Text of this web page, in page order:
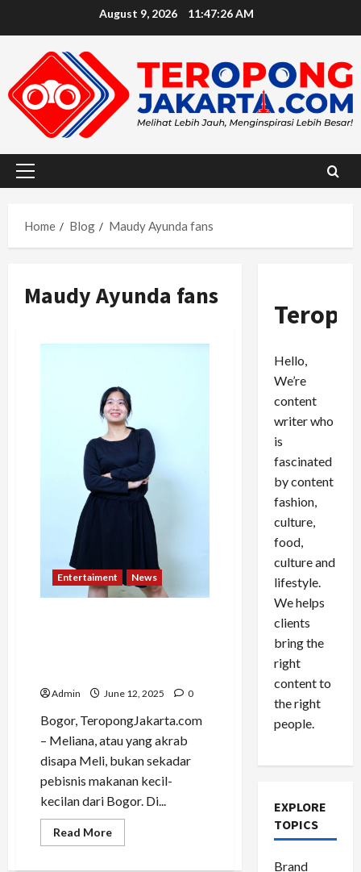
August 9, 2026 11:47:27 AM
Primary
Home
Blog Maudy Ayunda fans
Maudy Ayunda fans
Entertaiment News
Admin June 12, 2025 0
Bogor, TeropongJakarta.com
– Meliana, atau yang akrab
disapa Meli, bukan sekadar
pebisnis makanan kecil-
kecilan dari Bogor. Di...
Read MoreRead
more
Hello,
We’re
content
writer who
is
fascinated
by content
fashion,
culture,
food,
culture and
lifestyle.
We helps
clients
bring the
right
content to
the right
people.
EXPLORE
TOPICS
Brand